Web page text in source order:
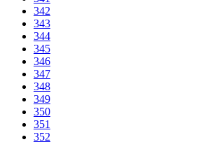
342
343
344
345
346
347
348
349
350
351
352